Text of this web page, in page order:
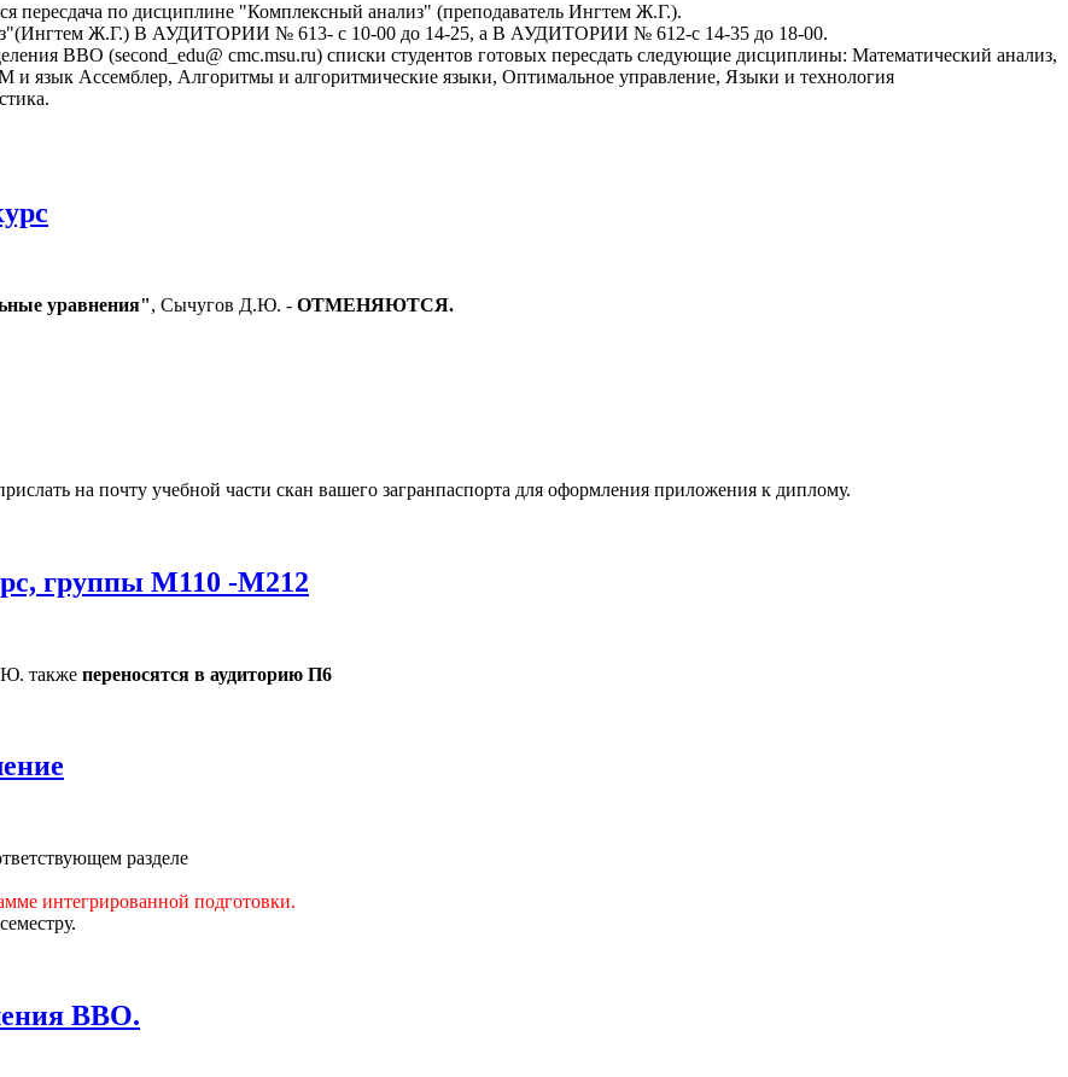
пересдача по дисциплине "Комплексный анализ" (преподаватель Ингтем Ж.Г.).
Ж.Г.) В АУДИТОРИИ № 613- с 10-00 до 14-25, а В АУДИТОРИИ № 612-с 14-35 до 18-00.
ВВО (second_edu@ cmc.msu.ru) списки студентов готовых пересдать следующие дисциплины: Математический анализ,
язык Ассемблер, Алгоритмы и алгоритмические языки, Оптимальное управление, Языки и технология
уравнения", Сычугов Д.Ю. - ОТМЕНЯЮТСЯ.
на почту учебной части скан вашего загранпаспорта для оформления приложения к диплому.
группы М110 -М212
также переносятся в аудиторию П6
разделе
интегрированной подготовки.
ВВО.